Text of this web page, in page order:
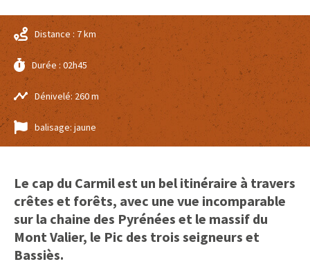
Distance : 7 km
Durée : 02h45
Dénivelé: 260 m
balisage: jaune
Le cap du Carmil est un bel itinéraire à travers
crêtes et forêts, avec une vue incomparable
sur la chaine des Pyrénées et le massif du
Mont Valier, le Pic des trois seigneurs et
Bassiès.